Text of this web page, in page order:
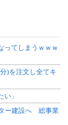
ってしまうｗｗｗ
)を注文し全てキ
」
ー建設へ 総事業